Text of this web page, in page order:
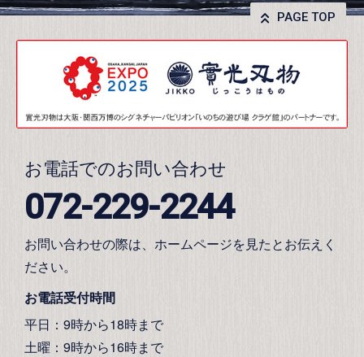
PAGE TOP
お電話でのお問い合わせ
072-229-2244
お問い合わせの際は、ホームページを見たとお伝えく
ださい。
お電話受付時間
平日：9時から18時まで
土曜：9時から16時まで